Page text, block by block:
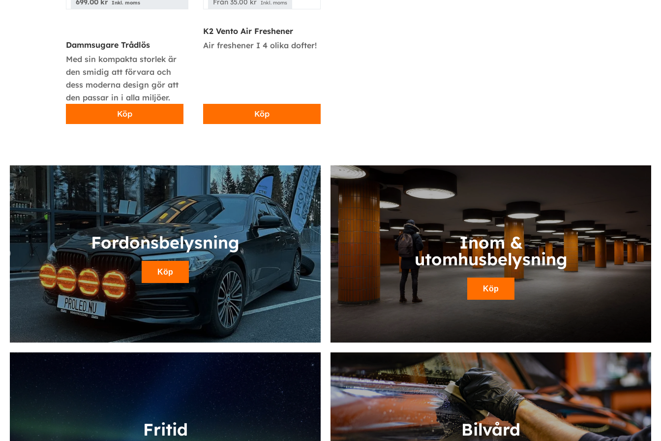
699.00 kr Inkl. moms
Dammsugare Trådlös
Med sin kompakta storlek är
den smidig att förvara och
dess moderna design gör att
den passar in i alla miljöer.
Köp
Från35.00 kr Inkl. moms
K2 Vento Air Freshener
Air freshener I 4 olika dofter!
Köp
Fordonsbelysning
Köp
Inom &
utomhusbelysning
Köp
Fritid Bilvård